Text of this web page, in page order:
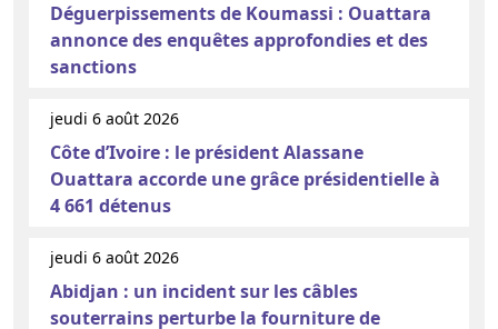
Déguerpissements de Koumassi : Ouattara
annonce des enquêtes approfondies et des
sanctions
jeudi 6 août 2026
Côte d’Ivoire : le président Alassane
Ouattara accorde une grâce présidentielle à
4 661 détenus
jeudi 6 août 2026
Abidjan : un incident sur les câbles
souterrains perturbe la fourniture de